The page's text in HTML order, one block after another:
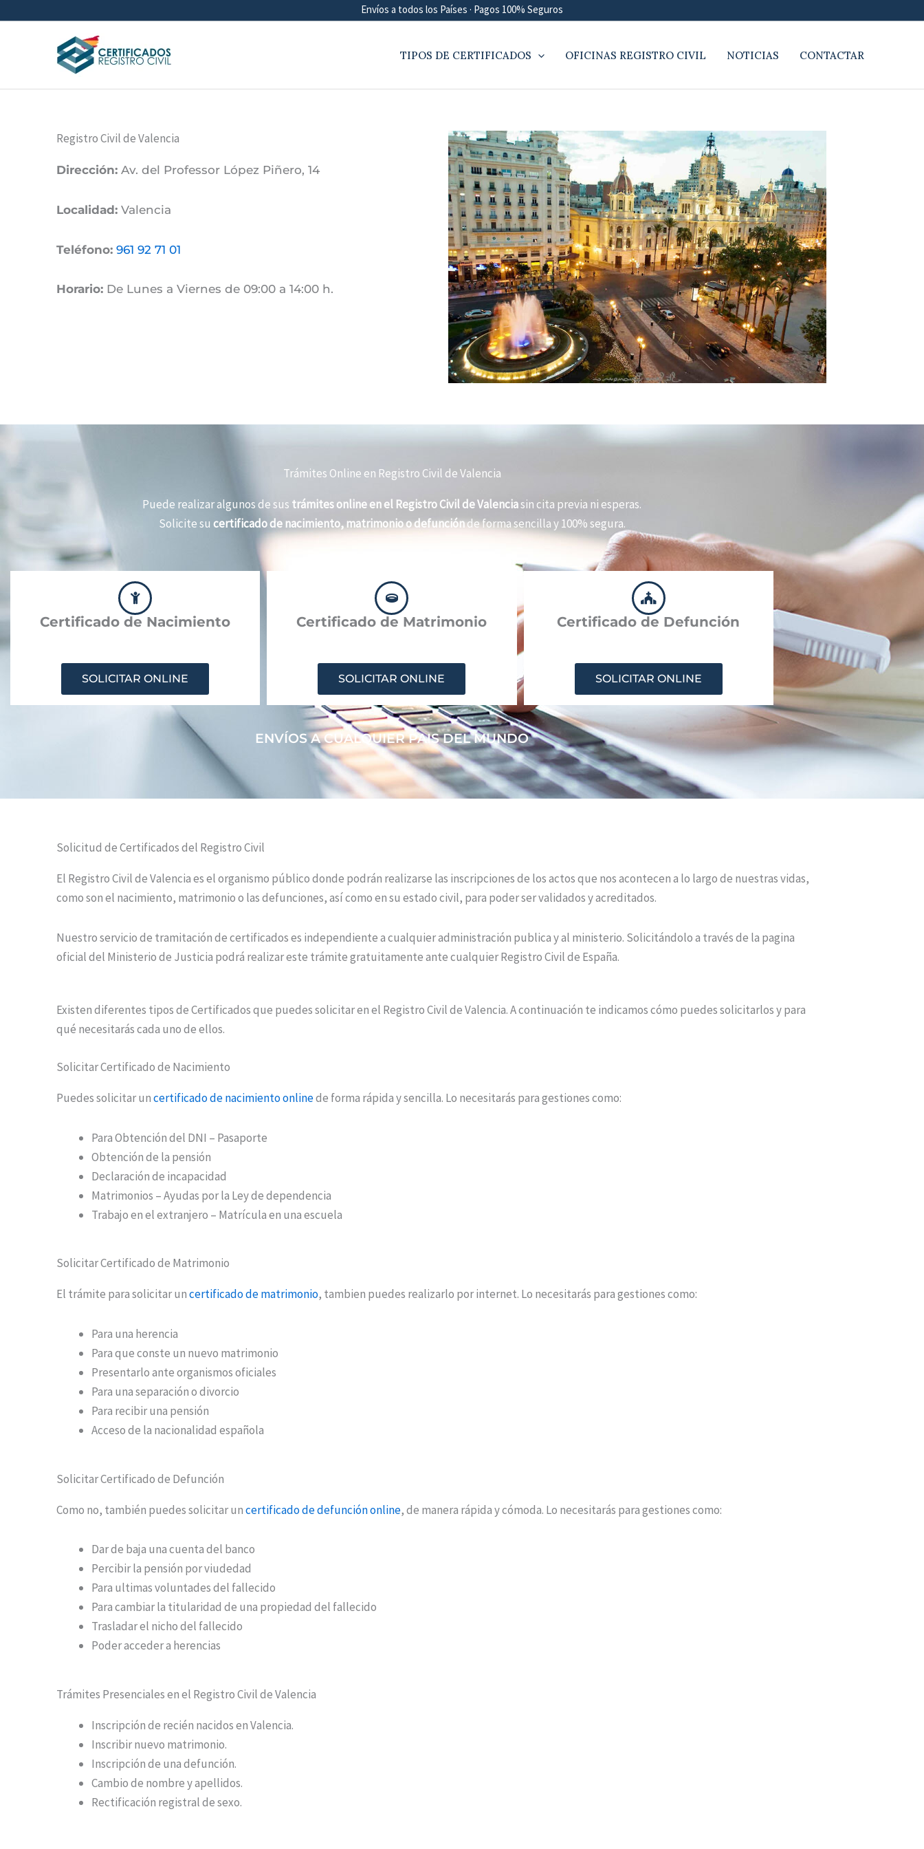
Envíos a todos los Países · Pagos 100% Seguros
TIPOS DE CERTIFICADOS OFICINAS REGISTRO CIVIL NOTICIAS CONTACTAR
Registro Civil de Valencia
Dirección: Av. del Professor López Piñero, 14
Localidad: Valencia
Teléfono: 961 92 71 01
Horario: De Lunes a Viernes de 09:00 a 14:00 h.
Trámites Online en Registro Civil de Valencia
Puede realizar algunos de sus trámites online en el Registro Civil de Valenciasin cita previa ni esperas.
Solicite su certificado de nacimiento, matrimonio o defunciónde forma sencilla y 100% segura.
Certificado de Nacimiento
SOLICITAR ONLINE
Certificado de Matrimonio
SOLICITAR ONLINE
Certificado de Defunción
SOLICITAR ONLINE
ENVÍOS A CUALQUIER PAIS DEL MUNDO
Solicitud de Certificados del Registro Civil
El Registro Civil de Valencia es el organismo público donde podrán realizarse las inscripciones de los actos que nos acontecen a lo largo de nuestras vidas,
como son el nacimiento, matrimonio o las defunciones, así como en su estado civil, para poder ser validados y acreditados.
Nuestro servicio de tramitación de certificados es independiente a cualquier administración publica y al ministerio. Solicitándolo a través de la pagina
oficial del Ministerio de Justicia podrá realizar este trámite gratuitamente ante cualquier Registro Civil de España.
Existen diferentes tipos de Certificados que puedes solicitar en el Registro Civil de Valencia. A continuación te indicamos cómo puedes solicitarlos y para
qué necesitarás cada uno de ellos.
Solicitar Certificado de Nacimiento
Puedes solicitar uncertificado de nacimiento onlinede forma rápida y sencilla. Lo necesitarás para gestiones como:
Para Obtención del DNI – Pasaporte
Obtención de la pensión
Declaración de incapacidad
Matrimonios – Ayudas por la Ley de dependencia
Trabajo en el extranjero – Matrícula en una escuela
Solicitar Certificado de Matrimonio
El trámite para solicitar uncertificado de matrimonio, tambien puedes realizarlo por internet. Lo necesitarás para gestiones como:
Para una herencia
Para que conste un nuevo matrimonio
Presentarlo ante organismos oficiales
Para una separación o divorcio
Para recibir una pensión
Acceso de la nacionalidad española
Solicitar Certificado de Defunción
Como no, también puedes solicitar uncertificado de defunción online, de manera rápida y cómoda. Lo necesitarás para gestiones como:
Dar de baja una cuenta del banco
Percibir la pensión por viudedad
Para ultimas voluntades del fallecido
Para cambiar la titularidad de una propiedad del fallecido
Trasladar el nicho del fallecido
Poder acceder a herencias
Trámites Presenciales en el Registro Civil de Valencia
Inscripción de recién nacidos en Valencia.
Inscribir nuevo matrimonio.
Inscripción de una defunción.
Cambio de nombre y apellidos.
Rectificación registral de sexo.